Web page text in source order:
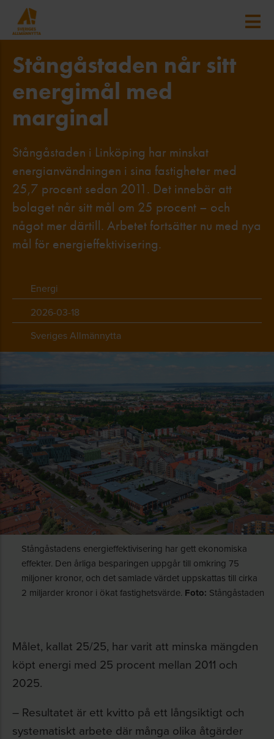
Stångåstaden når sitt
energimål med
marginal
Stångåstaden i Linköping har minskat
energianvändningen i sina fastigheter med
25,7 procent sedan 2011. Det innebär att
bolaget når sitt mål om 25 procent – och
något mer därtill. Arbetet fortsätter nu med nya
mål för energieffektivisering.
Energi
2026-03-18
Sveriges Allmännytta
Stångåstadens energieffektivisering har gett ekonomiska
effekter. Den årliga besparingen uppgår till omkring 75
miljoner kronor, och det samlade värdet uppskattas till cirka
2 miljarder kronor i ökat fastighetsvärde. Foto: Stångåstaden
Målet, kallat 25/25, har varit att minska mängden
köpt energi med 25 procent mellan 2011 och
2025.
– Resultatet är ett kvitto på ett långsiktigt och
systematiskt arbete där många olika åtgärder